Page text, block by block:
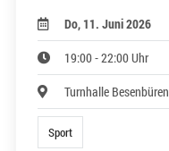
Do, 11. Juni 2026
19:00 - 22:00 Uhr
Turnhalle Besenbüren
Sport